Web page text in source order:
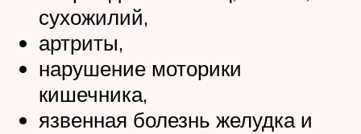
сухожилий,
артриты,
нарушение моторики
кишечника,
язвенная болезнь желудка и